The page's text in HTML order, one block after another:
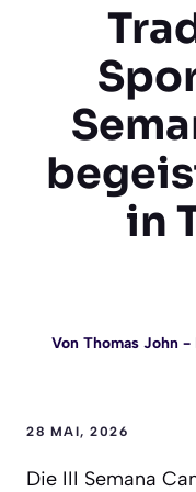
in
Von Thomas John-
28 MAI, 2026
Die III Semana